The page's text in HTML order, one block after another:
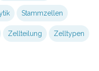
Stammzellen
Zellteilung Zelltypen